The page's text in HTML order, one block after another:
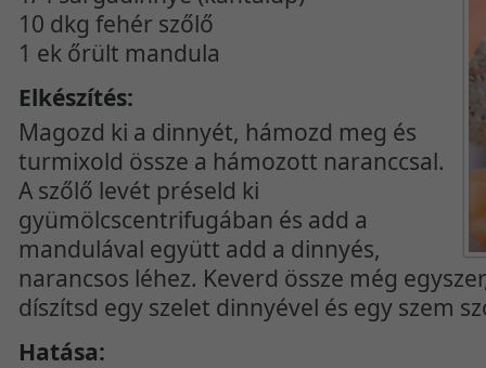
10 dkg fehér szőlő
1 ek őrült mandula
Elkészítés:
Magozd ki a dinnyét, hámozd meg és
turmixold össze a hámozott naranccsal.
A szőlő levét préseld ki
gyümölcscentrifugában és add a
mandulával együtt add a dinnyés,
narancsos léhez. Keverd össze még
díszítsd egy szelet dinnyével és egy szem
Hatása: